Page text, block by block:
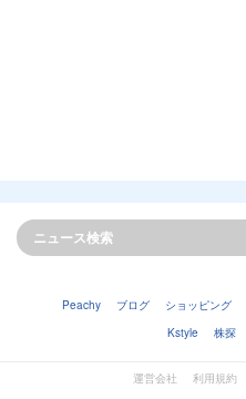
Peachy ブログ ショッピング
Kstyle
株探
運営会社 利用規約